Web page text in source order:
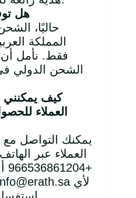
هل
حاليًا،
المملكة
فقط. نأمل
الشحن الدولي
كيف يمكنني
العملاء
يمكنك التواصل
العملاء عبر